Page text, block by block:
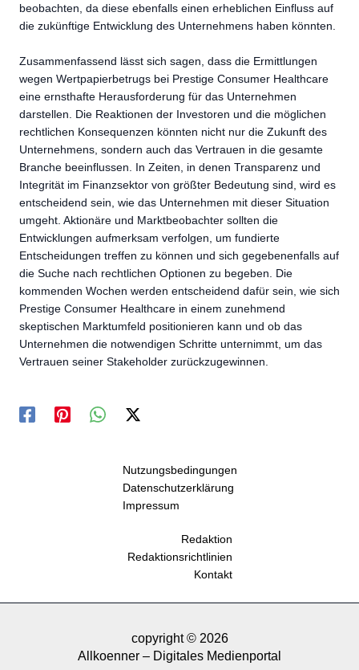
beobachten, da diese ebenfalls einen erheblichen Einfluss auf
die zukünftige Entwicklung des Unternehmens haben könnten.
Zusammenfassend lässt sich sagen, dass die Ermittlungen
wegen Wertpapierbetrugs bei Prestige Consumer Healthcare
eine ernsthafte Herausforderung für das Unternehmen
darstellen. Die Reaktionen der Investoren und die möglichen
rechtlichen Konsequenzen könnten nicht nur die Zukunft des
Unternehmens, sondern auch das Vertrauen in die gesamte
Branche beeinflussen. In Zeiten, in denen Transparenz und
Integrität im Finanzsektor von größter Bedeutung sind, wird es
entscheidend sein, wie das Unternehmen mit dieser Situation
umgeht. Aktionäre und Marktbeobachter sollten die
Entwicklungen aufmerksam verfolgen, um fundierte
Entscheidungen treffen zu können und sich gegebenenfalls auf
die Suche nach rechtlichen Optionen zu begeben. Die
kommenden Wochen werden entscheidend dafür sein, wie sich
Prestige Consumer Healthcare in einem zunehmend
skeptischen Marktumfeld positionieren kann und ob das
Unternehmen die notwendigen Schritte unternimmt, um das
Vertrauen seiner Stakeholder zurückzugewinnen.
Nutzungsbedingungen
Datenschutzerklärung
Impressum
Redaktion
Redaktionsrichtlinien
Kontakt
copyright © 2026
Allkoenner – Digitales Medienportal